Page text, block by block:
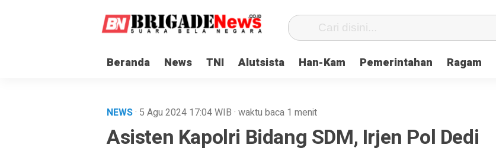
Beranda News TNI Alutsista Han-Kam Pemerintahan Ragam
NEWS· 5 Agu 2024 17:04WIB · waktu baca 1 menit
Asisten Kapolri Bidang SDM, Irjen Pol Dedi